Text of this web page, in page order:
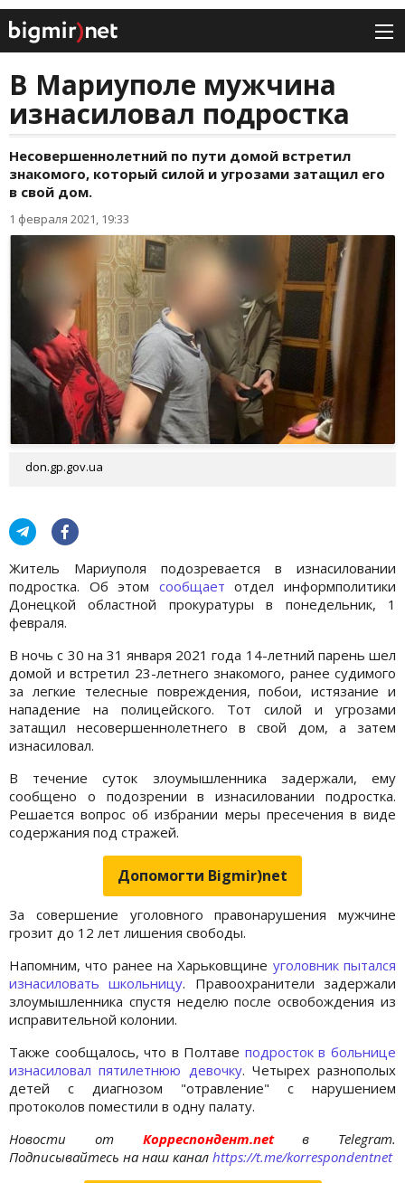
В Мариуполе мужчина
изнасиловал подростка
Несовершеннолетний по пути домой встретил
знакомого, который силой и угрозами затащил его
в свой дом.
1 февраля 2021, 19:33
don.gp.gov.ua
Житель Мариуполя подозревается в изнасиловании
подростка. Об этом сообщает отдел информполитики
Донецкой областной прокуратуры в понедельник, 1
февраля.
В ночь с 30 на 31 января 2021 года 14-летний парень шел
домой и встретил 23-летнего знакомого, ранее судимого
за легкие телесные повреждения, побои, истязание и
нападение на полицейского. Тот силой и угрозами
затащил несовершеннолетнего в свой дом, а затем
изнасиловал.
В течение суток злоумышленника задержали, ему
сообщено о подозрении в изнасиловании подростка.
Решается вопрос об избрании меры пресечения в виде
содержания под стражей.
Допомогти Bigmir)net
За совершение уголовного правонарушения мужчине
грозит до 12 лет лишения свободы.
Напомним, что ранее на Харьковщине уголовник пытался
изнасиловать школьницу. Правоохранители задержали
злоумышленника спустя неделю после освобождения из
исправительной колонии.
Также сообщалось, что в Полтаве подросток в больнице
изнасиловал пятилетнюю девочку. Четырех разнополых
детей с диагнозом "отравление" с нарушением
протоколов поместили в одну палату.
Новости отКорреспондент.netв Telegram.
Подписывайтесь на наш канал https://t.me/korrespondentnet